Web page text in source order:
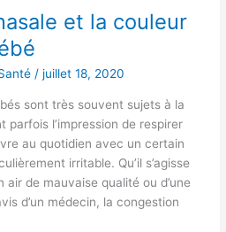
et la couleur
/juillet 18, 2020
sont très souvent sujets à la
parfois l’impression de respirer
au quotidien avec un certain
irritable. Qu’il s’agisse
air de mauvaise qualité ou d’une
d’un médecin, la congestion